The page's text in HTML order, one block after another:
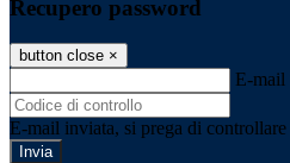
Recupero password
button close ×
E-mail
E-mail inviata, si prega di